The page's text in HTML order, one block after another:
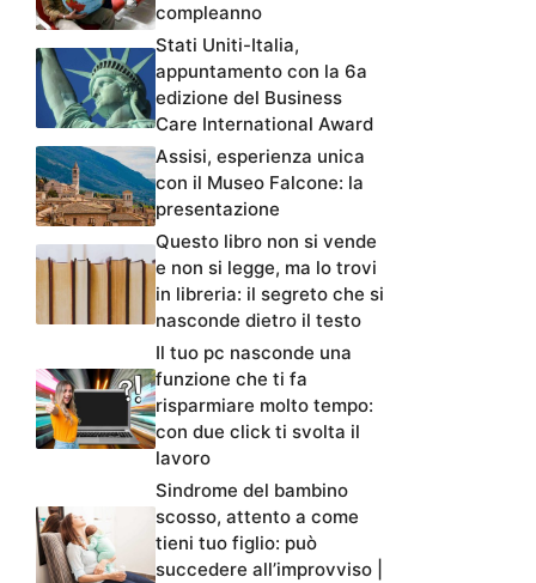
compleanno
Stati Uniti-Italia,
appuntamento con la 6a
edizione del Business
Care International Award
Assisi, esperienza unica
con il Museo Falcone: la
presentazione
Questo libro non si vende
e non si legge, ma lo trovi
in libreria: il segreto che si
nasconde dietro il testo
Il tuo pc nasconde una
funzione che ti fa
risparmiare molto tempo:
con due click ti svolta il
lavoro
Sindrome del bambino
scosso, attento a come
tieni tuo figlio: può
succedere all’improvviso |